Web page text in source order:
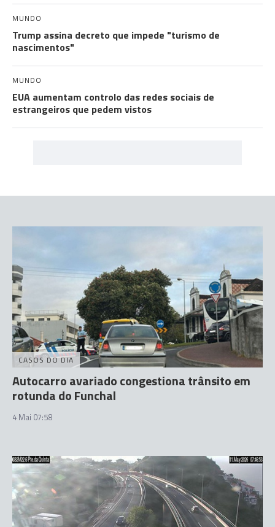
MUNDO
Trump assina decreto que impede "turismo de
nascimentos"
MUNDO
EUA aumentam controlo das redes sociais de
estrangeiros que pedem vistos
CASOS DO DIA
Autocarro avariado congestiona trânsito em
rotunda do Funchal
4 Mai 07:58